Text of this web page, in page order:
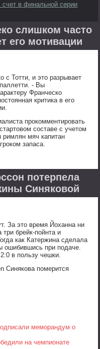
счет в финальной серии
слишком часто
его мотивации
с Тотти, и это разрывает
- Вы
Франческо
критика в его
прокомментировать
составе с учетом
римлян мяч капитан
запаса.
потерпела
Синяковой
За это время Йоханна ни
брейк-пойнта и
как Катержина сделала
ошибившись при подаче.
в пользу чешки.
Синякова померится
меморандум о
на чемпионате